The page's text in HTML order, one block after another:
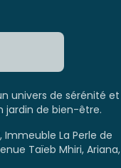
univers de sérénité et
jardin de bien-être.
Immeuble La Perle de
Taïeb Mhiri, Ariana,